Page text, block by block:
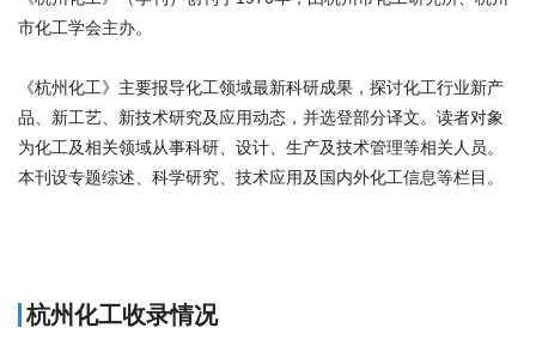
市化工学会主办。
《杭州化工》主要报导化工领域最新科研成果，探讨化工行业新产
品、新工艺、新技术研究及应用动态，并选登部分译文。读者对象
为化工及相关领域从事科研、设计、生产及技术管理等相关人员。
本刊设专题综述、科学研究、技术应用及国内外化工信息等栏目。
杭州化工收录情况